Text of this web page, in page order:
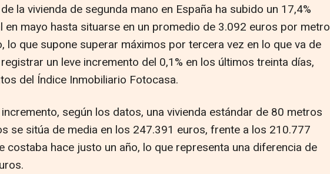
la vivienda de segunda mano en España ha subido un 17,4%
en mayo hasta situarse en un promedio de 3.092 euros por metro
lo que supone superar máximos por tercera vez en lo que va de
un leve incremento del 0,1% en los últimos treinta días,
del Índice Inmobiliario Fotocasa.
según los datos, una vivienda estándar de 80 metros
se sitúa de media en los 247.391 euros, frente a los 210.777
costaba hace justo un año, lo que representa una diferencia de